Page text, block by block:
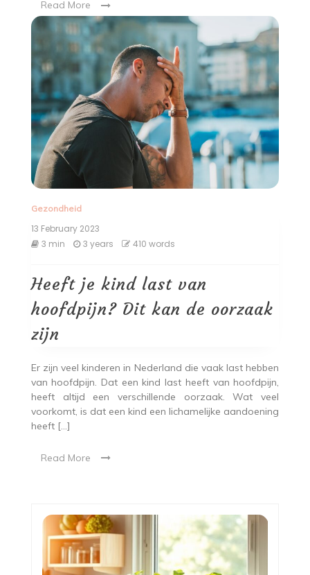
Read More
Gezondheid
13 February 2023
3 min
3 years 410 words
Heeft je kind last van
hoofdpijn? Dit kan de oorzaak
zijn
Er zijn veel kinderen in Nederland die vaak last hebben
van hoofdpijn. Dat een kind last heeft van hoofdpijn,
heeft altijd een verschillende oorzaak. Wat veel
voorkomt, is dat een kind een lichamelijke aandoening
heeft […]
Read More